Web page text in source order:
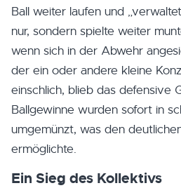
Ball weiter laufen und
nur, sondern spielte weiter
wenn sich in der Abwehr
der ein oder andere kleine
einschlich, blieb das defensive
Ballgewinne wurden sofort in
umgemünzt, was den
ermöglichte.
Ein Sieg des Kollektivs